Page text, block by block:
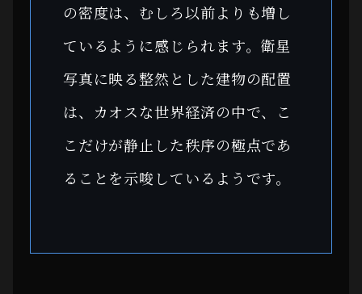
の密度は、むしろ以前よりも増し
ているように感じられます。衛星
写真に映る整然とした建物の配置
は、カオスな世界経済の中で、こ
こだけが静止した秩序の極点であ
ることを示唆しているようです。